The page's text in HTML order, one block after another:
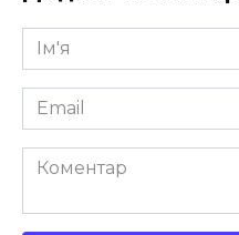
Ім'я
*
Email
*
Коментар